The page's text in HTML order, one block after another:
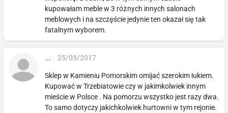
kupowałam meble w 3 różnych innych salonach
meblowych i na szczęście jedynie ten okazał się tak
fatalnym wyborem.
... 25/03/2017
Sklep w Kamieniu Pomorskim omijać szerokim łukiem.
Kupować w Trzebiatowie czy w jakimkolwiek innym
mieście w Polsce . Na pomorzu wszystko jest razy dwa.
To samo dotyczy jakichkolwiek hurtowni w tym rejonie.